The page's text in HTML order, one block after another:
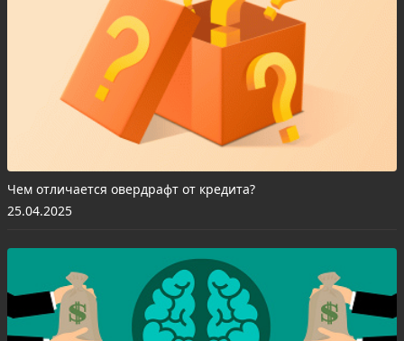
Чем отличается овердрафт от кредита?
25.04.2025